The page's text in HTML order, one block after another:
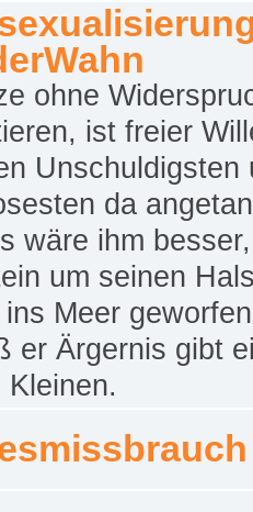
ohne
ist freier
Unschuldigsten
da
wäre ihm
um seinen
Meer
er Ärgernis gibt
Kleinen.